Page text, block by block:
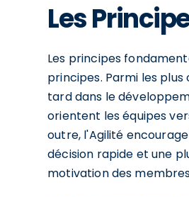
Les
Les principes
principes. Parmi les
tard dans le
orientent les équipes
outre, l'Agilité
décision rapide et une
motivation des